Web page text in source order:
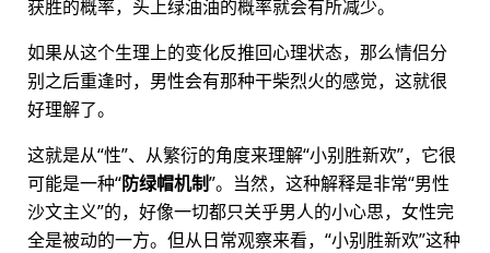
获胜的概率，头上绿油油的概率就会有所减少。
如果从这个生理上的变化反推回心理状态，那么情侣分
别之后重逢时，男性会有那种干柴烈火的感觉，这就很
好理解了。
这就是从“性”、从繁衍的角度来理解“小别胜新欢”，它很
可能是一种“防绿帽机制”。当然，这种解释是非常“男性
沙文主义”的，好像一切都只关乎男人的小心思，女性完
全是被动的一方。但从日常观察来看，“小别胜新欢”这种